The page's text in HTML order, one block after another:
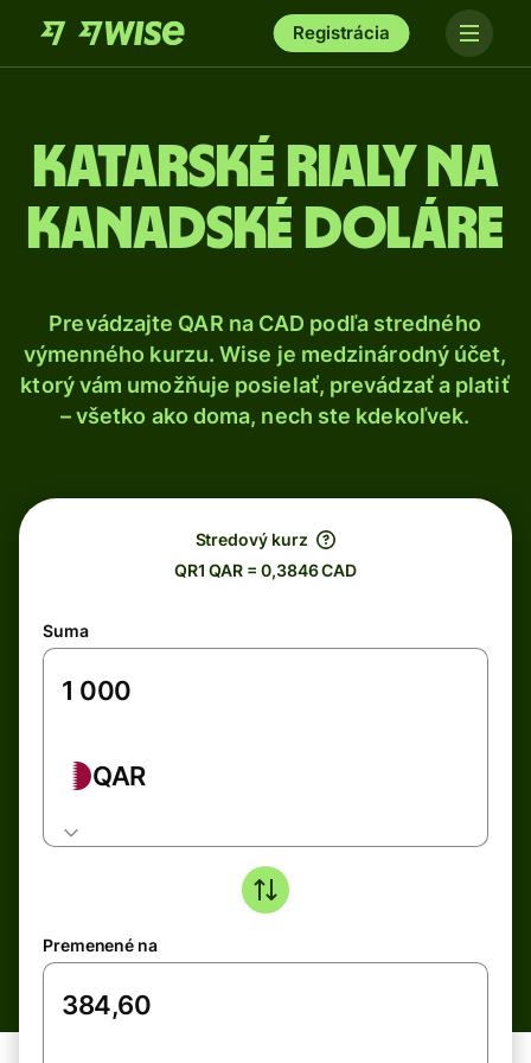
Registrácia
Katarské rialy na
kanadské doláre
Prevádzajte QAR na CAD podľa stredného
výmenného kurzu. Wise je medzinárodný účet,
ktorý vám umožňuje posielať, prevádzať a platiť
– všetko ako doma, nech ste kdekoľvek.
Stredový kurz
QR1 QAR = 0,3846 CAD
Suma
QAR
Premenené na